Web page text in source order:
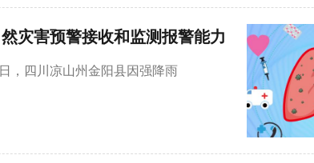
灾害预警接收和监测报警能力
，四川凉山州金阳县因强降雨